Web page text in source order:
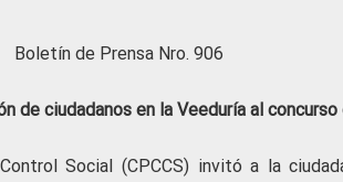
Boletín de Prensa Nro. 906
de ciudadanos en la Veeduría al
Social (CPCCS) invitó a la